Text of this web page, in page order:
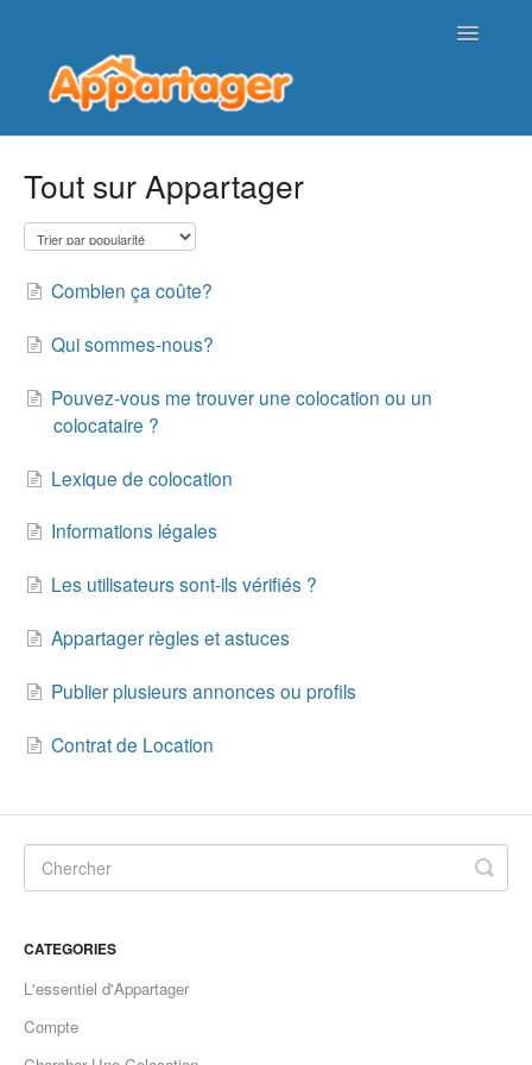
Toggle
Tout sur Appartager
Combien ça coûte?
Qui sommes-nous?
Pouvez-vous me trouver une colocation ou un
colocataire ?
Lexique de colocation
Informations légales
Les utilisateurs sont-ils vérifiés ?
Appartager règles et astuces
Publier plusieurs annonces ou profils
Contrat de Location
CATEGORIES
L'essentiel d'Appartager
Compte